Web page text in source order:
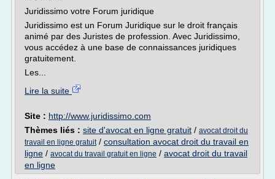
Juridissimo votre Forum juridique
Juridissimo est un Forum Juridique sur le droit français
animé par des Juristes de profession. Avec Juridissimo,
vous accédez à une base de connaissances juridiques
gratuitement.
Les...
Lire la suite
Site : http://www.juridissimo.com
Thèmes liés : site d'avocat en ligne gratuit / avocat droit du
travail en ligne gratuit/ consultation avocat droit du travail en
ligne / avocat du travail gratuit en ligne / avocat droit du travail
en ligne